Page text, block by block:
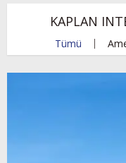
KAPLAN
Tümü